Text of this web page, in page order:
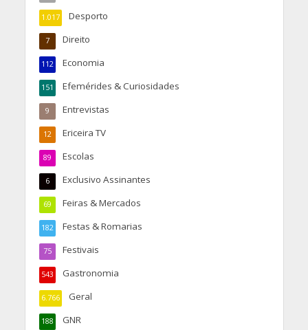
Desporto
1.017
Direito
7
Economia
112
Efemérides & Curiosidades
151
Entrevistas
9
Ericeira TV
12
Escolas
89
Exclusivo Assinantes
6
Feiras & Mercados
69
Festas & Romarias
182
Festivais
75
Gastronomia
543
Geral
6.766
GNR
188